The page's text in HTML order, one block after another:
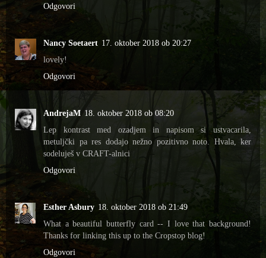
Odgovori
Nancy Soetaert 17. oktober 2018 ob 20:27
lovely!
Odgovori
AndrejaM 18. oktober 2018 ob 08:20
Lep kontrast med ozadjem in napisom si ustvacarila,
metuljčki pa res dodajo nežno pozitivno noto. Hvala, ker
sodeluješ v CRAFT-alnici
Odgovori
Esther Asbury 18. oktober 2018 ob 21:49
What a beautiful butterfly card -- I love that background!
Thanks for linking this up to the Cropstop blog!
Odgovori